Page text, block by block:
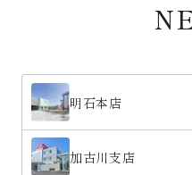
明石本店
加古川支店